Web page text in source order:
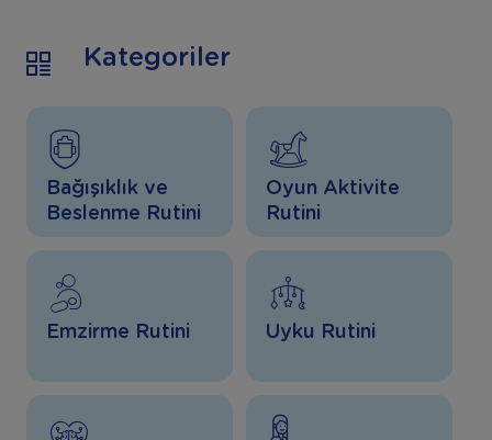
Kategoriler
Bağışıklık ve
Beslenme Rutini
Oyun Aktivite
Rutini
Emzirme Rutini Uyku Rutini